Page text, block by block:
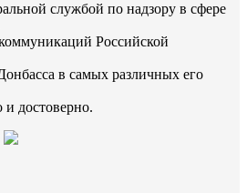
службой по надзору в сфере
Российской
в самых различных его
достоверно.